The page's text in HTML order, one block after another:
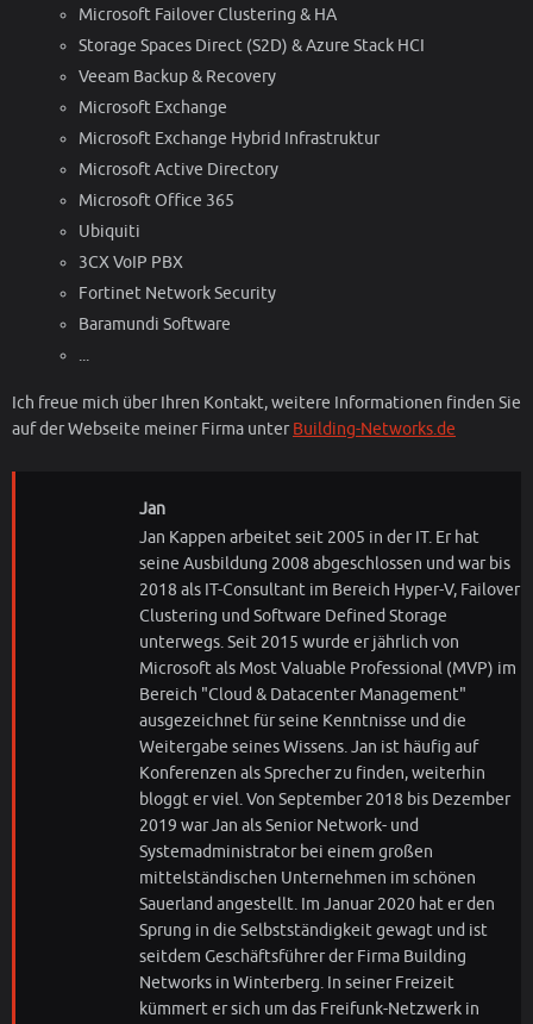
Microsoft Failover Clustering & HA
Storage Spaces Direct (S2D) & Azure Stack HCI
Veeam Backup & Recovery
Microsoft Exchange
Microsoft Exchange Hybrid Infrastruktur
Microsoft Active Directory
Microsoft Office 365
Ubiquiti
3CX VoIP PBX
Fortinet Network Security
Baramundi Software
...
Ich freue mich über Ihren Kontakt, weitere Informationen finden Sie
auf der Webseite meiner Firma unter Building-Networks.de
Jan
Jan Kappen arbeitet seit 2005 in der IT. Er hat
seine Ausbildung 2008 abgeschlossen und war bis
2018 als IT-Consultant im Bereich Hyper-V, Failover
Clustering und Software Defined Storage
unterwegs. Seit 2015 wurde er jährlich von
Microsoft als Most Valuable Professional (MVP) im
Bereich "Cloud & Datacenter Management"
ausgezeichnet für seine Kenntnisse und die
Weitergabe seines Wissens. Jan ist häufig auf
Konferenzen als Sprecher zu finden, weiterhin
bloggt er viel. Von September 2018 bis Dezember
2019 war Jan als Senior Network- und
Systemadministrator bei einem großen
mittelständischen Unternehmen im schönen
Sauerland angestellt. Im Januar 2020 hat er den
Sprung in die Selbstständigkeit gewagt und ist
seitdem Geschäftsführer der Firma Building
Networks in Winterberg. In seiner Freizeit
kümmert er sich um das Freifunk-Netzwerk in